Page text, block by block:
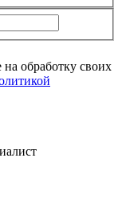
обработку своих